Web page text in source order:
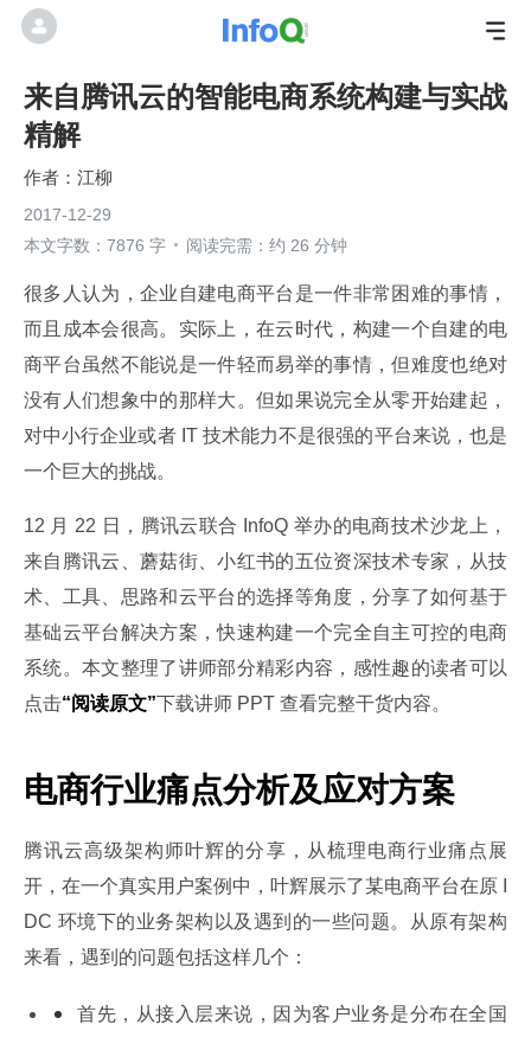
来自腾讯云的智能电商系统构建与实战
精解
江柳
2017-12-29
本文字数：7876 字
阅读完需：约 26 分钟
很多人认为，企业自建电商平台是一件非常困难的事情，
而且成本会很高。实际上，在云时代，构建一个自建的电
商平台虽然不能说是一件轻而易举的事情，但难度也绝对
没有人们想象中的那样大。但如果说完全从零开始建起，
对中小行企业或者 IT 技术能力不是很强的平台来说，也是
一个巨大的挑战。
12 月 22 日，腾讯云联合 InfoQ 举办的电商技术沙龙上，
来自腾讯云、蘑菇街、小红书的五位资深技术专家，从技
术、工具、思路和云平台的选择等角度，分享了如何基于
基础云平台解决方案，快速构建一个完全自主可控的电商
系统。本文整理了讲师部分精彩内容，感性趣的读者可以
点击“阅读原文”下载讲师 PPT 查看完整干货内容。
电商行业痛点分析及应对方案
腾讯云高级架构师叶辉的分享，从梳理电商行业痛点展
开，在一个真实用户案例中，叶辉展示了某电商平台在原 I
DC 环境下的业务架构以及遇到的一些问题。从原有架构
来看，遇到的问题包括这样几个：
首先，从接入层来说，因为客户业务是分布在全国